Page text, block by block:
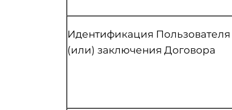
Идентификация
(или) заключения Договора